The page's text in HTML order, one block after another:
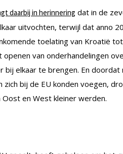
daarbij in herinnering dat in de
uitvochten, terwijl dat anno
toelating van Kroatië
openen van onderhandelingen
bij elkaar te brengen. En
bij de EU konden voegen,
en West kleiner werden.